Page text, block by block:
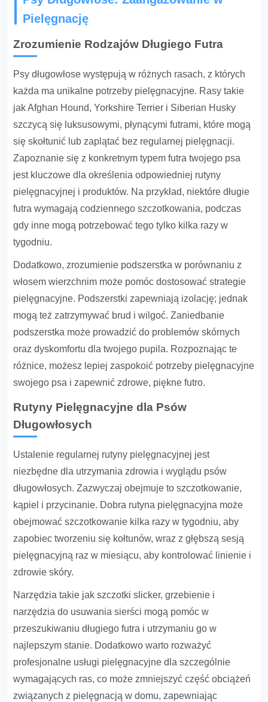
Pielęgnację
Zrozumienie Rodzajów Długiego Futra
Psy długowłose występują w różnych rasach, z których
każda ma unikalne potrzeby pielęgnacyjne. Rasy takie
jak Afghan Hound, Yorkshire Terrier i Siberian Husky
szczycą się luksusowymi, płynącymi futrami, które mogą
się skołtunić lub zaplątać bez regularnej pielęgnacji.
Zapoznanie się z konkretnym typem futra twojego psa
jest kluczowe dla określenia odpowiedniej rutyny
pielęgnacyjnej i produktów. Na przykład, niektóre długie
futra wymagają codziennego szczotkowania, podczas
gdy inne mogą potrzebować tego tylko kilka razy w
tygodniu.
Dodatkowo, zrozumienie podszerstka w porównaniu z
włosem wierzchnim może pomóc dostosować strategie
pielęgnacyjne. Podszerstki zapewniają izolację; jednak
mogą też zatrzymywać brud i wilgoć. Zaniedbanie
podszerstka może prowadzić do problemów skórnych
oraz dyskomfortu dla twojego pupila. Rozpoznając te
różnice, możesz lepiej zaspokoić potrzeby pielęgnacyjne
swojego psa i zapewnić zdrowe, piękne futro.
Rutyny Pielęgnacyjne dla Psów
Długowłosych
Ustalenie regularnej rutyny pielęgnacyjnej jest
niezbędne dla utrzymania zdrowia i wyglądu psów
długowłosych. Zazwyczaj obejmuje to szczotkowanie,
kąpiel i przycinanie. Dobra rutyna pielęgnacyjna może
obejmować szczotkowanie kilka razy w tygodniu, aby
zapobiec tworzeniu się kołtunów, wraz z głębszą sesją
pielęgnacyjną raz w miesiącu, aby kontrolować linienie i
zdrowie skóry.
Narzędzia takie jak szczotki slicker, grzebienie i
narzędzia do usuwania sierści mogą pomóc w
przeszukiwaniu długiego futra i utrzymaniu go w
najlepszym stanie. Dodatkowo warto rozważyć
profesjonalne usługi pielęgnacyjne dla szczególnie
wymagających ras, co może zmniejszyć część obciążeń
związanych z pielęgnacją w domu, zapewniając